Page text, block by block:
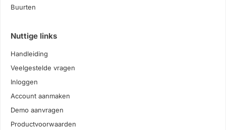
Buurten
Nuttige links
Handleiding
Veelgestelde vragen
Inloggen
Account aanmaken
Demo aanvragen
Productvoorwaarden